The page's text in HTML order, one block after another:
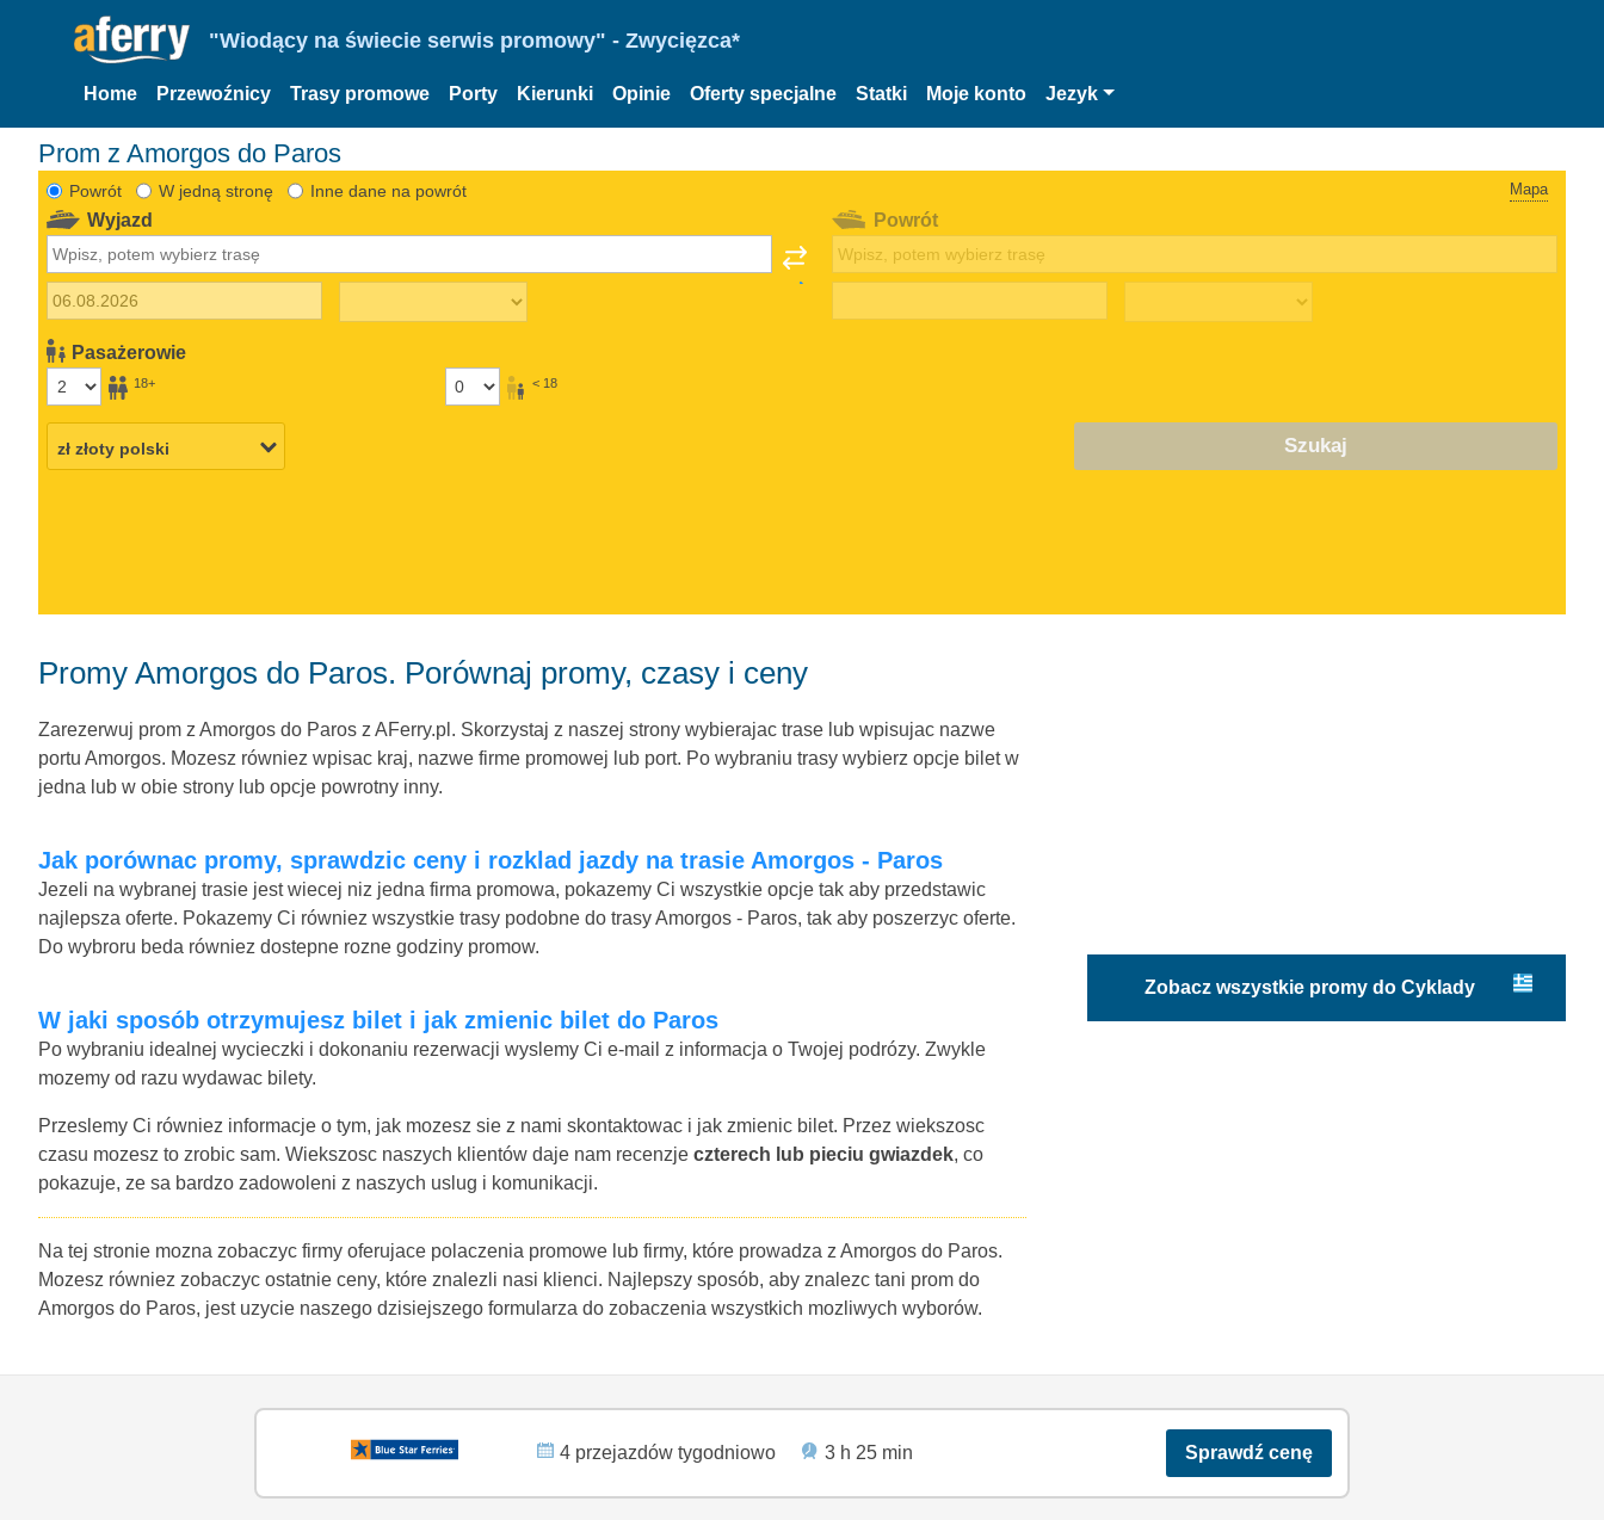
"Wiodący na świecie serwis promowy" - Zwycięzca*
Home Przewoźnicy Trasy promowe Porty Kierunki Opinie Oferty specjalne Statki Moje konto Jezyk
Prom z Amorgos do Paros
Powrót W jedną stronę Inne dane na powrót Mapa
Wyjazd
Pasażerowie
18+ < 18
Powrót
Szukaj
Promy Amorgos do Paros. Porównaj promy, czasy i ceny
Zarezerwuj prom z Amorgos do Paros z AFerry.pl. Skorzystaj z naszej strony wybierajac trase lub wpisujac nazwe
portu Amorgos. Mozesz równiez wpisac kraj, nazwe firme promowej lub port. Po wybraniu trasy wybierz opcje bilet w
jedna lub w obie strony lub opcje powrotny inny.
Jak porównac promy, sprawdzic ceny i rozklad jazdy na trasie Amorgos - Paros
Jezeli na wybranej trasie jest wiecej niz jedna firma promowa, pokazemy Ci wszystkie opcje tak aby przedstawic
najlepsza oferte. Pokazemy Ci równiez wszystkie trasy podobne do trasy Amorgos - Paros, tak aby poszerzyc oferte.
Do wybroru beda równiez dostepne rozne godziny promow.
W jaki sposób otrzymujesz bilet i jak zmienic bilet do Paros
Po wybraniu idealnej wycieczki i dokonaniu rezerwacji wyslemy Ci e-mail z informacja o Twojej podrózy. Zwykle
mozemy od razu wydawac bilety.
Przeslemy Ci równiez informacje o tym, jak mozesz sie z nami skontaktowac i jak zmienic bilet. Przez wiekszosc
czasu mozesz to zrobic sam. Wiekszosc naszych klientów daje nam recenzje czterech lub pieciu gwiazdek, co
pokazuje, ze sa bardzo zadowoleni z naszych uslug i komunikacji.
Na tej stronie mozna zobaczyc firmy oferujace polaczenia promowe lub firmy, które prowadza z Amorgos do Paros.
Mozesz równiez zobaczyc ostatnie ceny, które znalezli nasi klienci. Najlepszy sposób, aby znalezc tani prom do
Amorgos do Paros, jest uzycie naszego dzisiejszego formularza do zobaczenia wszystkich mozliwych wyborów.
Zobacz wszystkie promy do Cyklady
4 przejazdów tygodniowo 3 h 25 min Sprawdź cenę